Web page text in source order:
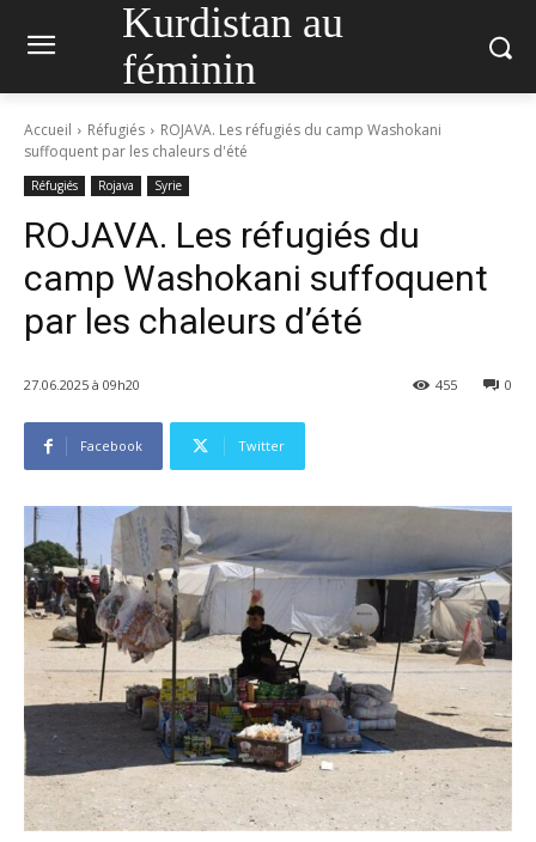
Kurdistan au
féminin
Accueil Réfugiés
ROJAVA. Les réfugiés du camp Washokani
suffoquent par les chaleurs d'été
Réfugiés Rojava Syrie
ROJAVA. Les réfugiés du
camp Washokani suffoquent
par les chaleurs d’été
27.06.2025 à 09h20 0
455
Facebook Twitter